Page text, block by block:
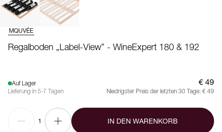
MQUVÉE
Regalboden „Label-View” - WineExpert 180 & 192
Auf Lager
Lieferung in 5-7 Tagen
€ 49
Niedrigster Preis der letzten 30 Tage: € 49
1 IN DEN WARENKORB